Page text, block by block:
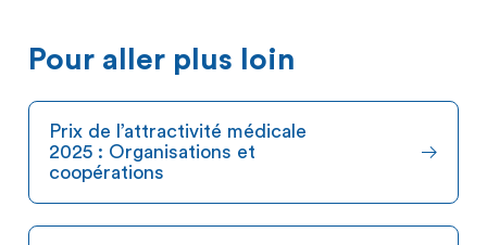
Pour aller plus loin
Prix de l’attractivité médicale
2025 : Organisations et
coopérations